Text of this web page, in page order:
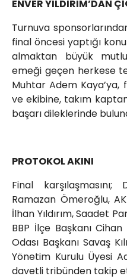
ENVER YILDIRIM’DAN
Turnuva
final öncesi yaptığı
almaktan büyük
emeği geçen herkese
Muhtar Adem Kaya’ya,
ve ekibine, takım
başarı dileklerinde
PROTOKOL AKINI
Final karşılaşmasını;
Ramazan Ömeroğlu,
İlhan Yıldırım, Saadet
BBP İlçe Başkanı
Odası Başkanı Savaş
Yönetim Kurulu Üyesi
davetli tribünden takip